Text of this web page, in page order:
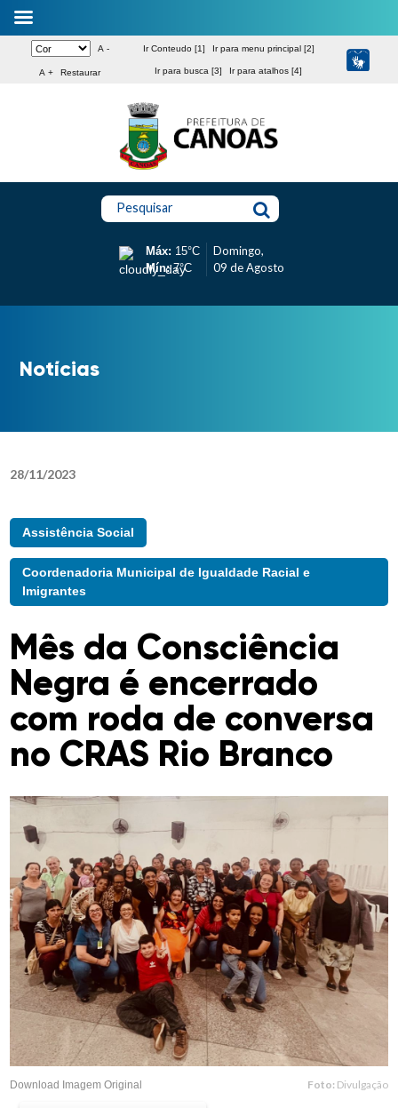
A -
A + Restaurar
Ir Conteudo [1] Ir para menu principal [2]
Ir para busca [3] Ir para atalhos [4]
Pesquisar
Máx: 15°C
Mín:7°C
Domingo,
09 de Agosto
Notícias
28/11/2023
Assistência Social
Coordenadoria Municipal de Igualdade Racial e
Imigrantes
Mês da Consciência
Negra é encerrado
com roda de conversa
no CRAS Rio Branco
Download Imagem Original Foto: Divulgação